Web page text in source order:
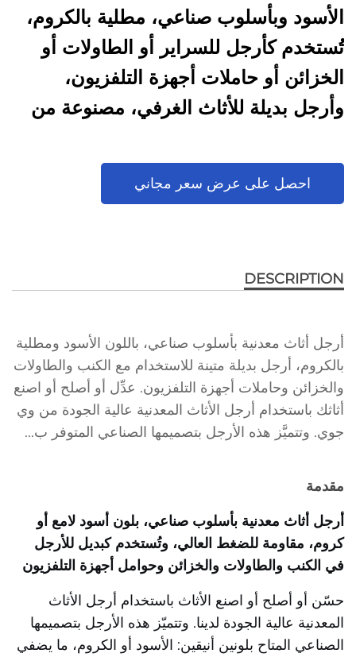
الأسود وبأسلوب صناعي، مطلية بالكروم،
تُستخدم كأرجل للسراير أو الطاولات أو
الخزائن أو حاملات أجهزة التلفزيون،
وأرجل بديلة للأثاث الغرفي، مصنوعة من
احصل على عرض سعر مجاني
DESCRIPTION
أرجل أثاث معدنية بأسلوب صناعي، باللون الأسود ومطلية
بالكروم، أرجل بديلة متينة للاستخدام مع الكنب والطاولات
والخزائن وحاملات أجهزة التلفزيون. عدِّل أو أصلح أو اصنع
أثاثك باستخدام أرجل الأثاث المعدنية عالية الجودة من وي
جوي. وتتميَّز هذه الأرجل بتصميمها الصناعي المتوفر ب...
مقدمة
أرجل أثاث معدنية بأسلوب صناعي، بلون أسود لامع أو
كروم، مقاومة للضغط العالي، وتُستخدم كبديل للأرجل
في الكنب والطاولات والخزائن وحوامل أجهزة التلفزيون
حسّن أو أصلح أو اصنع الأثاث باستخدام أرجل الأثاث
المعدنية عالية الجودة لدينا. وتتميّز هذه الأرجل بتصميمها
الصناعي المتاح بلونين أنيقين: الأسود أو الكروم، ما يضفي